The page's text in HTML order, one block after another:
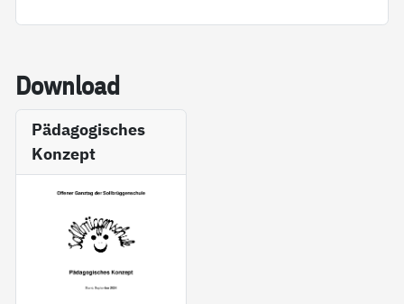
Down­load
Pädagogisches
Konzept